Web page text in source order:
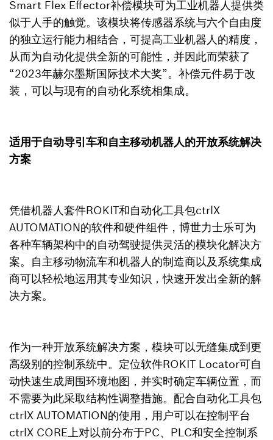
Smart Flex Effector补偿模块可为工业机器人提供类
似于人手的触觉。该模块将传感器系统与六个自由度
的独立运行能力相结合，可提高工业机器人的精度，
从而为自动化提供全新的可能性，并因此而荣获了
“2023年赫尔墨斯国际技术大奖”。补偿元件易于改
装，可以与现有的自动化系统相集成。
适用于自动导引车和自主移动机器人的开放系统解决
方案
凭借机器人套件ROKIT和自动化工具包ctrlX
AUTOMATION的软件和硬件组件，博世力士乐可为
各种车辆架构中的自动驾驶提供灵活的模块化解决方
案。自主移动物流车和机器人的制造商以及系统集成
商可以轻松地运用其专业知识，快速开发出全新的解
决方案。
作为一种开放系统解决方案，模块可以无缝集成到更
高级别的控制系统中。定位软件ROKIT Locator可自
动快速生成周围环境地图，并实时确定车辆位置，而
不需要为此采取结构性调整措施。配合自动化工具包
ctrlX AUTOMATION的使用，用户可以在控制平台
ctrlX CORE上对以前分布于PC、PLC和安全控制系